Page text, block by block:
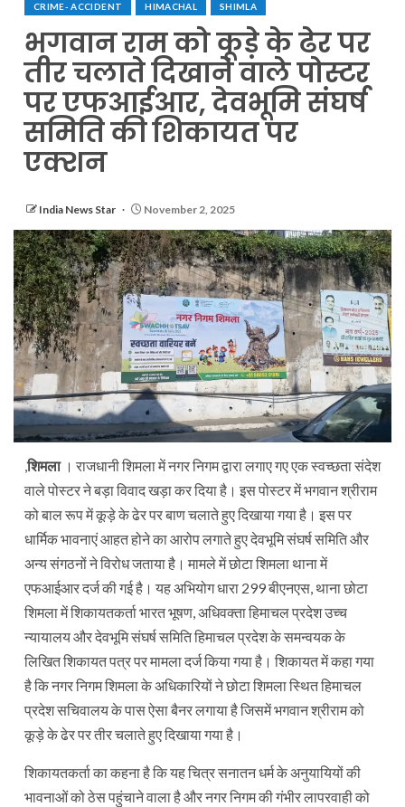
CRIME- ACCIDENT HIMACHAL SHIMLA
भगवान राम को कूड़े के ढेर पर
तीर चलाते दिखाने वाले पोस्टर
पर एफआईआर, देवभूमि संघर्ष
समिति की शिकायत पर
एक्शन
India News Star November 2, 2025
,शिमला। राजधानी शिमला में नगर निगम द्वारा लगाए गए एक स्वच्छता संदेश
वाले पोस्टर ने बड़ा विवाद खड़ा कर दिया है। इस पोस्टर में भगवान श्रीराम
को बाल रूप में कूड़े के ढेर पर बाण चलाते हुए दिखाया गया है। इस पर
धार्मिक भावनाएं आहत होने का आरोप लगाते हुए देवभूमि संघर्ष समिति और
अन्य संगठनों ने विरोध जताया है। मामले में छोटा शिमला थाना में
एफआईआर दर्ज की गई है। यह अभियोग धारा 299 बीएनएस, थाना छोटा
शिमला में शिकायतकर्ता भारत भूषण, अधिवक्ता हिमाचल प्रदेश उच्च
न्यायालय और देवभूमि संघर्ष समिति हिमाचल प्रदेश के समन्वयक के
लिखित शिकायत पत्र पर मामला दर्ज किया गया है। शिकायत में कहा गया
है कि नगर निगम शिमला के अधिकारियों ने छोटा शिमला स्थित हिमाचल
प्रदेश सचिवालय के पास ऐसा बैनर लगाया है जिसमें भगवान श्रीराम को
कूड़े के ढेर पर तीर चलाते हुए दिखाया गया है।
शिकायतकर्ता का कहना है कि यह चित्र सनातन धर्म के अनुयायियों की
भावनाओं को ठेस पहुंचाने वाला है और नगर निगम की गंभीर लापरवाही को